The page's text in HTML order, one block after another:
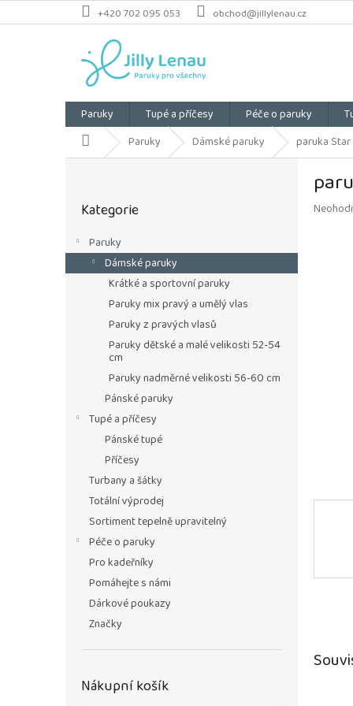
Přejít
na
+420 702 095 053 obchod@jillylenau.cz
Paruky Tupé a příčesy Péče o paruky
Domů Paruky Dámské paruky paruka Star
P
a
n
kategorie
Kategorie
Paruky
Dámské paruky
Krátké a sportovní paruky
Paruky mix pravý a umělý vlas
Paruky z pravých vlasů
Paruky dětské a malé velikosti 52-54
cm
Paruky nadměrné velikosti 56-60 cm
Pánské paruky
Tupé a příčesy
Pánské tupé
Příčesy
Turbany a šátky
Totální výprodej
Sortiment tepelně upravitelný
Péče o paruky
Pro kadeřníky
Pomáhejte s námi
Dárkové poukazy
Značky
Nákupní košík